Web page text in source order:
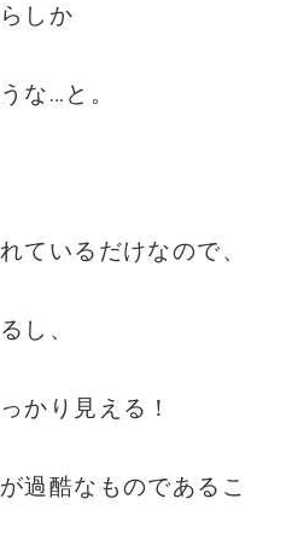
しか
な…と。
ているだけなので、
し、
かり見える！
過酷なものであるこ